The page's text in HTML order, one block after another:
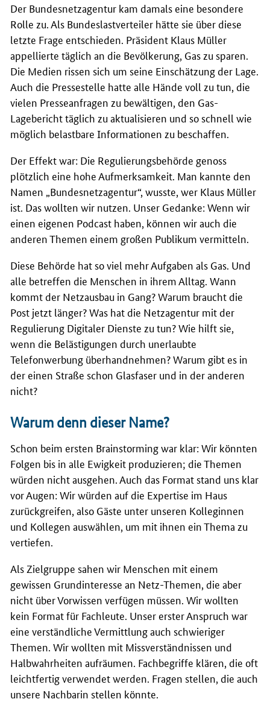
Der Bundesnetzagentur kam damals eine besondere
Rolle zu. Als Bundeslastverteiler hätte sie über diese
letzte Frage entschieden. Präsident Klaus Müller
appellierte täglich an die Bevölkerung, Gas zu sparen.
Die Medien rissen sich um seine Einschätzung der Lage.
Auch die Pressestelle hatte alle Hände voll zu tun, die
vielen Presseanfragen zu bewältigen, den Gas-
Lagebericht täglich zu aktualisieren und so schnell wie
möglich belastbare Informationen zu beschaffen.
Der Effekt war: Die Regulierungsbehörde genoss
plötzlich eine hohe Aufmerksamkeit. Man kannte den
Namen „Bundesnetzagentur“, wusste, wer Klaus Müller
ist. Das wollten wir nutzen. Unser Gedanke: Wenn wir
einen eigenen Podcast haben, können wir auch die
anderen Themen einem großen Publikum vermitteln.
Diese Behörde hat so viel mehr Aufgaben als Gas. Und
alle betreffen die Menschen in ihrem Alltag. Wann
kommt der Netzausbau in Gang? Warum braucht die
Post jetzt länger? Was hat die Netzagentur mit der
Regulierung Digitaler Dienste zu tun? Wie hilft sie,
wenn die Belästigungen durch unerlaubte
Telefonwerbung überhandnehmen? Warum gibt es in
der einen Straße schon Glasfaser und in der anderen
nicht?
Warum denn dieser Name?
Schon beim ersten Brainstormingwar klar: Wir könnten
Folgen bis in alle Ewigkeit produzieren; die Themen
würden nicht ausgehen. Auch das Format stand uns klar
vor Augen: Wir würden auf die Expertise im Haus
zurückgreifen, also Gäste unter unseren Kolleginnen
und Kollegen auswählen, um mit ihnen ein Thema zu
vertiefen.
Als Zielgruppe sahen wir Menschen mit einem
gewissen Grundinteresse an Netz-Themen, die aber
nicht über Vorwissen verfügen müssen. Wir wollten
kein Format für Fachleute. Unser erster Anspruch war
eine verständliche Vermittlung auch schwieriger
Themen. Wir wollten mit Missverständnissen und
Halbwahrheiten aufräumen. Fachbegriffe klären, die oft
leichtfertig verwendet werden. Fragen stellen, die auch
unsere Nachbarin stellen könnte.